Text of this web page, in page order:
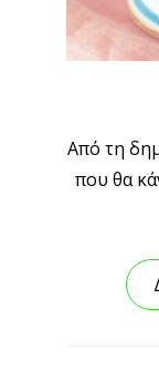
Από τη
που θα